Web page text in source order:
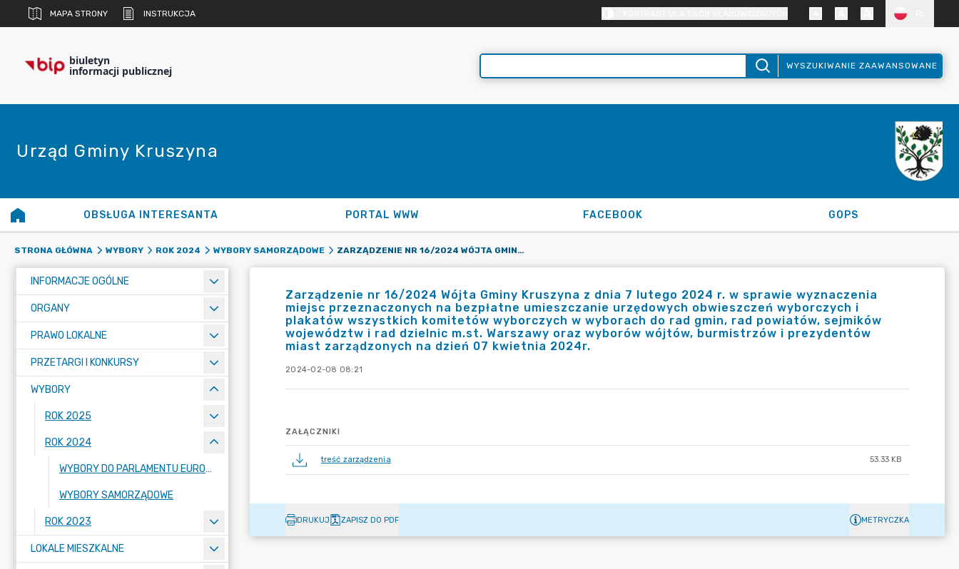
MAPA STRONY INSTRUKCJA
biuletyn
informacji publicznej WYSZUKIWANIE ZAAWANSOWANE
Urząd Gminy Kruszyna
OBSŁUGA INTERESANTA PORTAL WWW FACEBOOK GOPS
STRONA GŁÓWNA WYBORY ROK 2024 WYBORY SAMORZĄDOWE ZARZĄDZENIE NR 16/2024 WÓJTA GMINY KRUSZYNA Z DNIA 7 LUTEGO 2024 R. W SPRAWIE WYZNACZENIA MIEJSC PRZEZNACZONYCH NA BEZPŁATNE UMIESZCZANIE URZĘDOWYCH OBWIESZCZEŃ WYBORCZYCH I PLAKATÓW WSZYSTKICH KOMITETÓW WYBORCZYCH W WYBORACH DO RAD GMIN, RAD POWIATÓW, SEJMIKÓW WOJEWÓDZTW I RAD DZIELNIC M.ST. WARSZAWY ORAZ WYBORÓW WÓJTÓW, BURMISTRZÓW I PREZYDENTÓW MIAST ZARZĄDZONYCH NA DZIEŃ 07 KWIETNIA 2024R.
INFORMACJE OGÓLNE
ORGANY
PRAWO LOKALNE
PRZETARGI I KONKURSY
WYBORY
ROK 2025
ROK 2024
WYBORY DO PARLAMENTU EUROPEJSKIEGO
WYBORY SAMORZĄDOWE
ROK 2023
LOKALE MIESZKALNE
Zarządzenie nr 16/2024 Wójta Gminy Kruszyna z dnia 7 lutego 2024 r. w sprawie wyznaczenia
miejsc przeznaczonych na bezpłatne umieszczanie urzędowych obwieszczeń wyborczych i
plakatów wszystkich komitetów wyborczych w wyborach do rad gmin, rad powiatów, sejmików
województw i rad dzielnic m.st. Warszawy oraz wyborów wójtów, burmistrzów i prezydentów
miast zarządzonych na dzień 07 kwietnia 2024r.
2024-02-08 08:21
ZAŁĄCZNIKI
treść zarządzenia 53.33 KB
DRUKUJ ZAPISZ DO PDF METRYCZKA